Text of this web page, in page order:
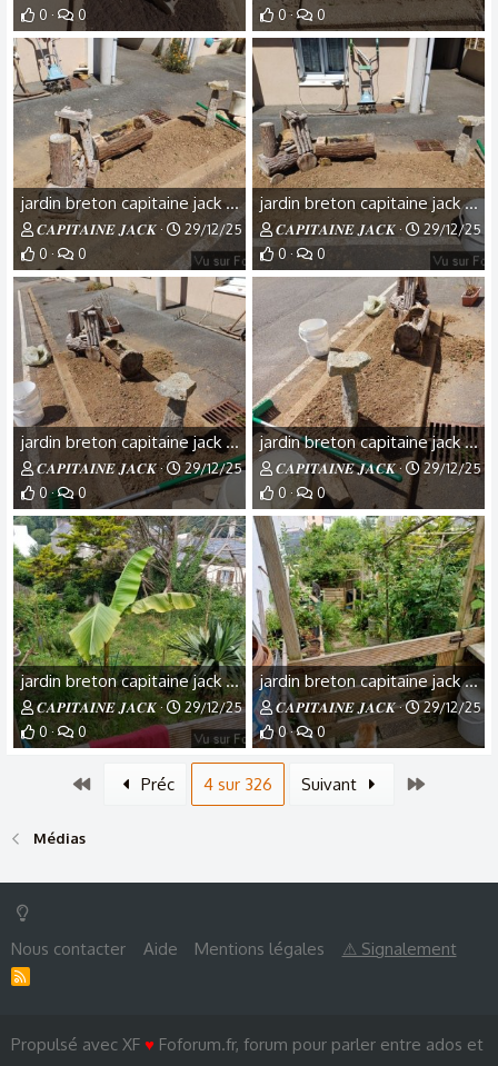
0
0
0
0
jardin breton capitaine jack (4).jpg
𝑪𝑨𝑷𝑰𝑻𝑨𝑰𝑵𝑬 𝑱𝑨𝑪𝑲
29/12/25
0
0
jardin breton capitaine jack (3).jpg
𝑪𝑨𝑷𝑰𝑻𝑨𝑰𝑵𝑬 𝑱𝑨𝑪𝑲
29/12/25
0
0
jardin breton capitaine jack (2).jpg
𝑪𝑨𝑷𝑰𝑻𝑨𝑰𝑵𝑬 𝑱𝑨𝑪𝑲
29/12/25
0
0
jardin breton capitaine jack (1).jpg
𝑪𝑨𝑷𝑰𝑻𝑨𝑰𝑵𝑬 𝑱𝑨𝑪𝑲
29/12/25
0
0
jardin breton capitaine jack (48).jpg
𝑪𝑨𝑷𝑰𝑻𝑨𝑰𝑵𝑬 𝑱𝑨𝑪𝑲
29/12/25
0
0
jardin breton capitaine jack (47).jpg
𝑪𝑨𝑷𝑰𝑻𝑨𝑰𝑵𝑬 𝑱𝑨𝑪𝑲
29/12/25
0
0
PremierPréc 4 sur 326 Suivant
Médias
Nous contacter Aide Mentions légales ⚠ Signalement
Propulsé avec XF ♥ Foforum.fr, forum pour parler entre ados et